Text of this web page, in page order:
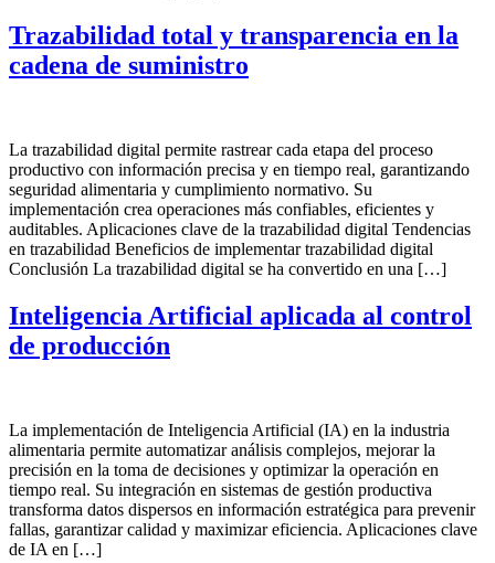
Trazabilidad total y transparencia en la
cadena de suministro
La trazabilidad digital permite rastrear cada etapa del proceso
productivo con información precisa y en tiempo real, garantizando
seguridad alimentaria y cumplimiento normativo. Su
implementación crea operaciones más confiables, eficientes y
auditables. Aplicaciones clave de la trazabilidad digital Tendencias
en trazabilidad Beneficios de implementar trazabilidad digital
Conclusión La trazabilidad digital se ha convertido en una […]
Inteligencia Artificial aplicada al control
de producción
La implementación de Inteligencia Artificial (IA) en la industria
alimentaria permite automatizar análisis complejos, mejorar la
precisión en la toma de decisiones y optimizar la operación en
tiempo real. Su integración en sistemas de gestión productiva
transforma datos dispersos en información estratégica para prevenir
fallas, garantizar calidad y maximizar eficiencia. Aplicaciones clave
de IA en […]